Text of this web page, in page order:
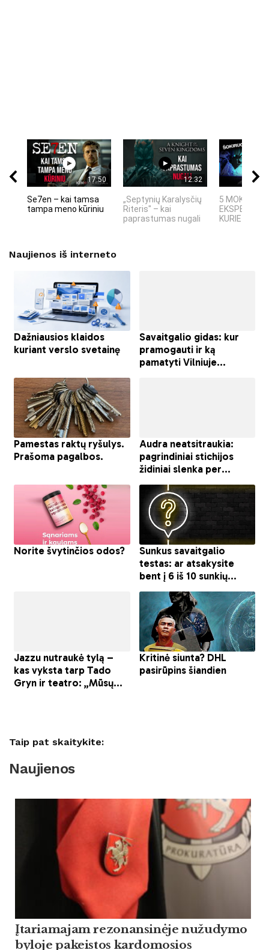
17:50
Se7en – kai tamsa
tampa meno kūriniu
12:32
„Septynių Karalysčių
Riteris" – kai
paprastumas nugali
5 MOKSLINIAI
KURIE
Naujienos iš interneto
Taip pat skaitykite:
Naujienos
Įtariamajam rezonansinėje nužudymo
byloje pakeistos kardomosios